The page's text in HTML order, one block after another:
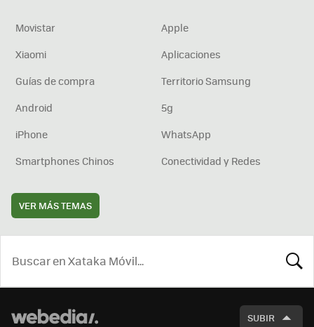
Movistar
Apple
Xiaomi
Aplicaciones
Guías de compra
Territorio Samsung
Android
5g
iPhone
WhatsApp
Smartphones Chinos
Conectividad y Redes
VER MÁS TEMAS
SUBIR